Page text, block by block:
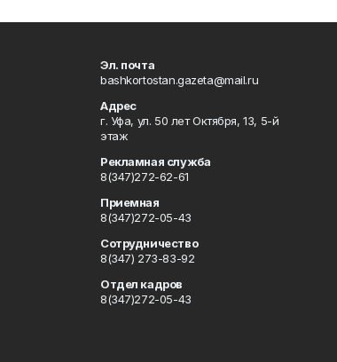
Эл. почта
bashkortostan.gazeta@mail.ru
Адрес
г. Уфа, ул. 50 лет Октября, 13, 5-й
этаж
Рекламная служба
8(347)272-62-61
Приемная
8(347)272-05-43
Сотрудничество
8(347) 273-83-92
Отдел кадров
8(347)272-05-43